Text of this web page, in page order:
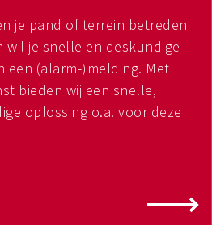
je pand of terrein betreden
wil je snelle en deskundige
een (alarm-)melding. Met
bieden wij een snelle,
oplossing o.a. voor deze